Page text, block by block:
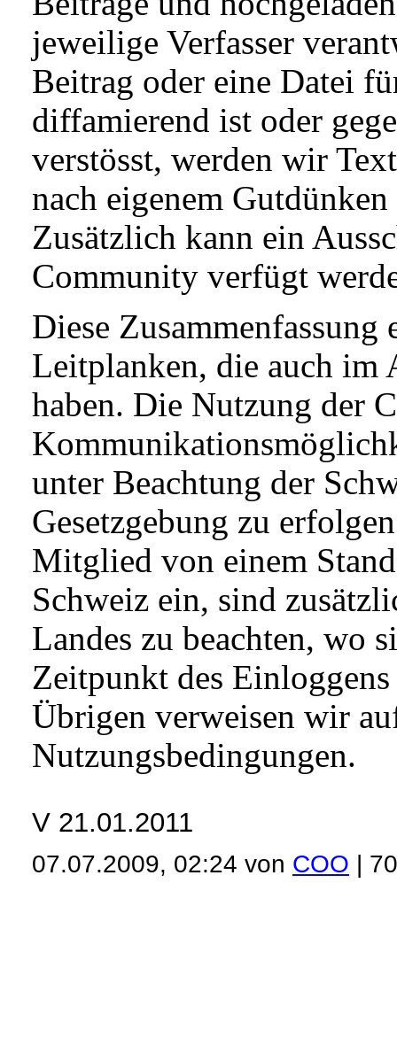
jeweilige Verfasser
Beitrag oder eine Datei
diffamierend ist oder
verstösst, werden wir
nach eigenem
Zusätzlich kann ein
Community verfügt
Diese Zusammenfassung
Leitplanken, die auch
haben. Die Nutzung der
unter Beachtung der
Gesetzgebung zu
Mitglied von einem
Schweiz ein, sind
Landes zu beachten, wo
Zeitpunkt des
Übrigen verweisen wir
Nutzungsbedingungen.
V 21.01.2011
07.07.2009, 02:24 von COO |